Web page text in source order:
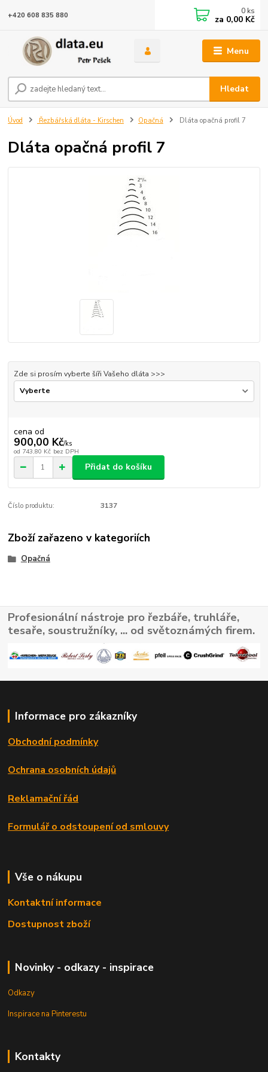
Menu
Hledat
+420 608 835 880 0 ks
za 0,00 Kč
Úvod Řezbářská dláta - Kirschen Opačná Dláta opačná profil 7
Dláta opačná profil 7
Zde si prosím vyberte šíři Vašeho dláta >>>
cena od
900,00 Kč/ks
od 743,80 Kč bez DPH
Přidat do košíku
Číslo produktu: 3137
Zboží zařazeno v kategoriích
Opačná
Profesionální nástroje pro řezbáře, truhláře,
tesaře, soustružníky, ... od světoznámých firem.
Informace pro zákazníky
Obchodní podmínky
Ochrana osobních údajů
Reklamační řád
Formulář o odstoupení od smlouvy
Vše o nákupu
Kontaktní informace
Dostupnost zboží
Novinky - odkazy - inspirace
Odkazy
Inspirace na Pinterestu
Kontakty